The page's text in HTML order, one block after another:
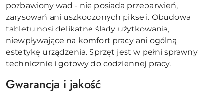
pozbawiony wad - nie posiada przebarwień,
zarysowań ani uszkodzonych pikseli. Obudowa
tabletu nosi delikatne ślady użytkowania,
niewpływające na komfort pracy ani ogólną
estetykę urządzenia. Sprzęt jest w pełni sprawny
technicznie i gotowy do codziennej pracy.
Gwarancja i jakość